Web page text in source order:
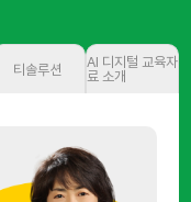
티솔루션
AI 디지털 교육자
료 소개